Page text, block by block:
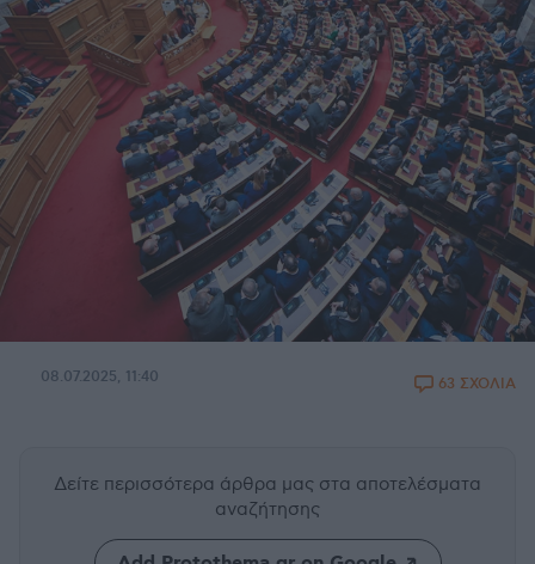
08.07.2025, 11:40 63 ΣΧΟΛΙΑ
Δείτε περισσότερα άρθρα μας στα αποτελέσματα
αναζήτησης